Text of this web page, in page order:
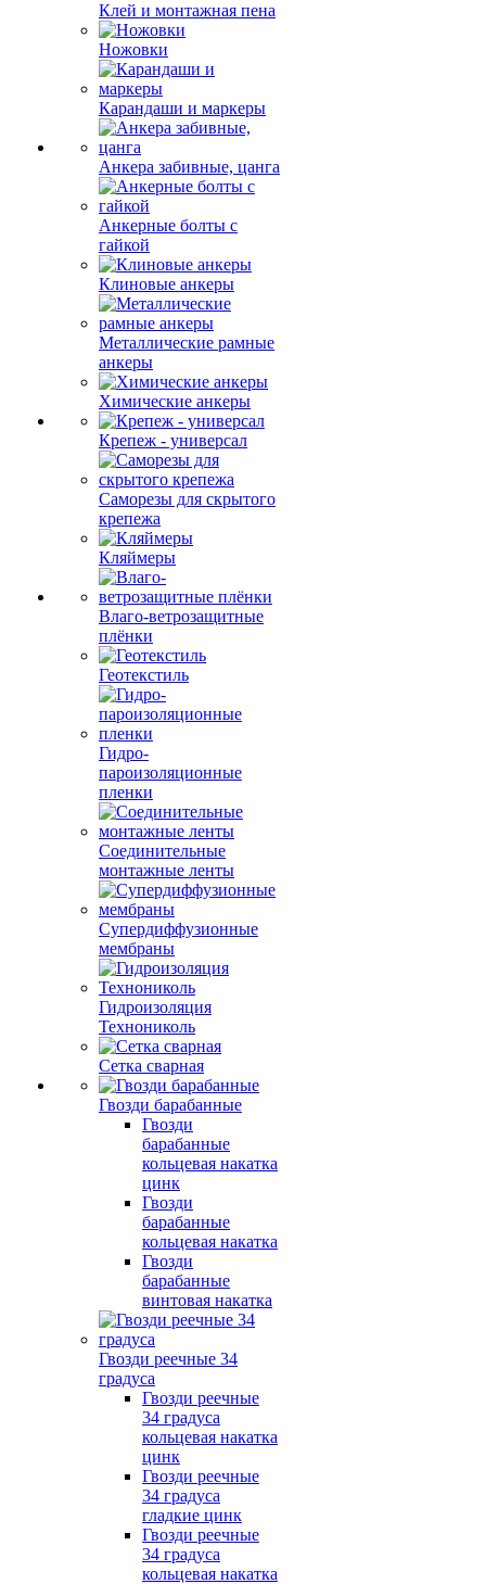
Клей и монтажная пена
Ножовки
Карандаши и маркеры
Анкера забивные, цанга
Анкерные болты с
гайкой
Клиновые анкеры
Металлические рамные
анкеры
Химические анкеры
Крепеж - универсал
Саморезы для скрытого
крепежа
Кляймеры
Влаго-ветрозащитные
плёнки
Геотекстиль
Гидро-
пароизоляционные
пленки
Соединительные
монтажные ленты
Супердиффузионные
мембраны
Гидроизоляция
Технониколь
Сетка сварная
Гвозди барабанные
Гвозди
барабанные
кольцевая накатка
цинк
Гвозди
барабанные
кольцевая накатка
Гвозди
барабанные
винтовая накатка
Гвозди реечные 34
градуса
Гвозди реечные
34 градуса
кольцевая накатка
цинк
Гвозди реечные
34 градуса
гладкие цинк
Гвозди реечные
34 градуса
кольцевая накатка